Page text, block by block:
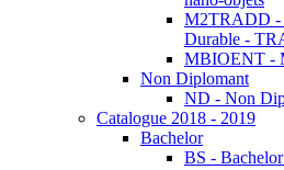
M2TRADD -
Durable -
MBIOENT -
Non Diplomant
ND - Non
Catalogue 2018 - 2019
Bachelor
BS -